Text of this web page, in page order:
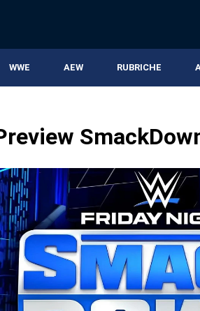
WWE AEW RUBRICHE